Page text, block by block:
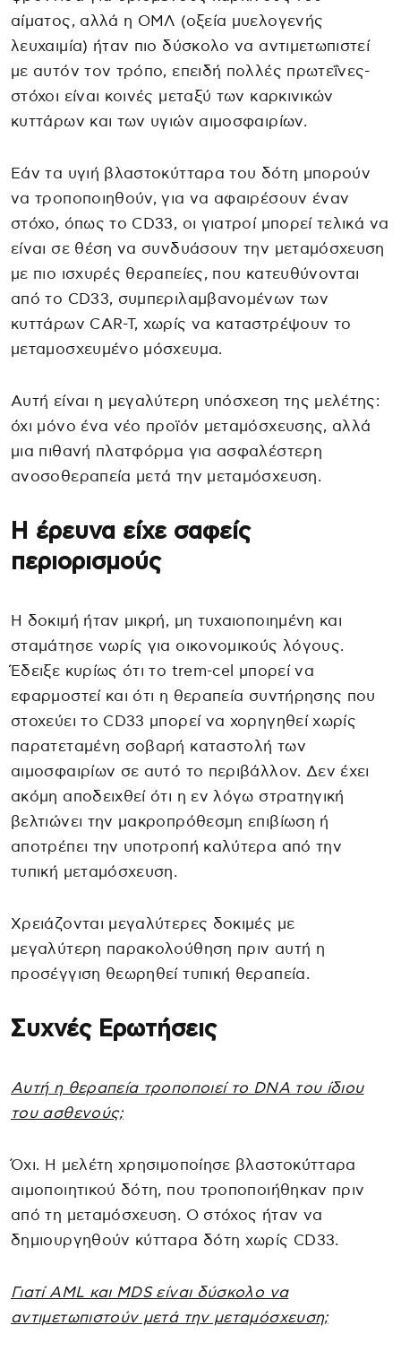
αίματος, αλλά η ΟΜΛ (οξεία μυελογενής
λευχαιμία) ήταν πιο δύσκολο να αντιμετωπιστεί
με αυτόν τον τρόπο, επειδή πολλές πρωτεΐνες-
στόχοι είναι κοινές μεταξύ των καρκινικών
κυττάρων και των υγιών αιμοσφαιρίων.
Εάν τα υγιή βλαστοκύτταρα του δότη μπορούν
να τροποποιηθούν, για να αφαιρέσουν έναν
στόχο, όπως το CD33, οι γιατροί μπορεί τελικά να
είναι σε θέση να συνδυάσουν την μεταμόσχευση
με πιο ισχυρές θεραπείες, που κατευθύνονται
από το CD33, συμπεριλαμβανομένων των
κυττάρων CAR-T, χωρίς να καταστρέψουν το
μεταμοσχευμένο μόσχευμα.
Αυτή είναι η μεγαλύτερη υπόσχεση της μελέτης:
όχι μόνο ένα νέο προϊόν μεταμόσχευσης, αλλά
μια πιθανή πλατφόρμα για ασφαλέστερη
ανοσοθεραπεία μετά την μεταμόσχευση.
Η έρευνα είχε σαφείς
περιορισμούς
Η δοκιμή ήταν μικρή, μη τυχαιοποιημένη και
σταμάτησε νωρίς για οικονομικούς λόγους.
Έδειξε κυρίως ότι το trem-cel μπορεί να
εφαρμοστεί και ότι η θεραπεία συντήρησης που
στοχεύει το CD33 μπορεί να χορηγηθεί χωρίς
παρατεταμένη σοβαρή καταστολή των
αιμοσφαιρίων σε αυτό το περιβάλλον. Δεν έχει
ακόμη αποδειχθεί ότι η εν λόγω στρατηγική
βελτιώνει την μακροπρόθεσμη επιβίωση ή
αποτρέπει την υποτροπή καλύτερα από την
τυπική μεταμόσχευση.
Χρειάζονται μεγαλύτερες δοκιμές με
μεγαλύτερη παρακολούθηση πριν αυτή η
προσέγγιση θεωρηθεί τυπική θεραπεία.
Συχνές Ερωτήσεις
Αυτή η θεραπεία τροποποιεί το DNA του ίδιου
του ασθενούς;
Όχι. Η μελέτη χρησιμοποίησε βλαστοκύτταρα
αιμοποιητικού δότη, που τροποποιήθηκαν πριν
από τη μεταμόσχευση. Ο στόχος ήταν να
δημιουργηθούν κύτταρα δότη χωρίς CD33.
Γιατί AML και MDS είναι δύσκολο να
αντιμετωπιστούν μετά την μεταμόσχευση;